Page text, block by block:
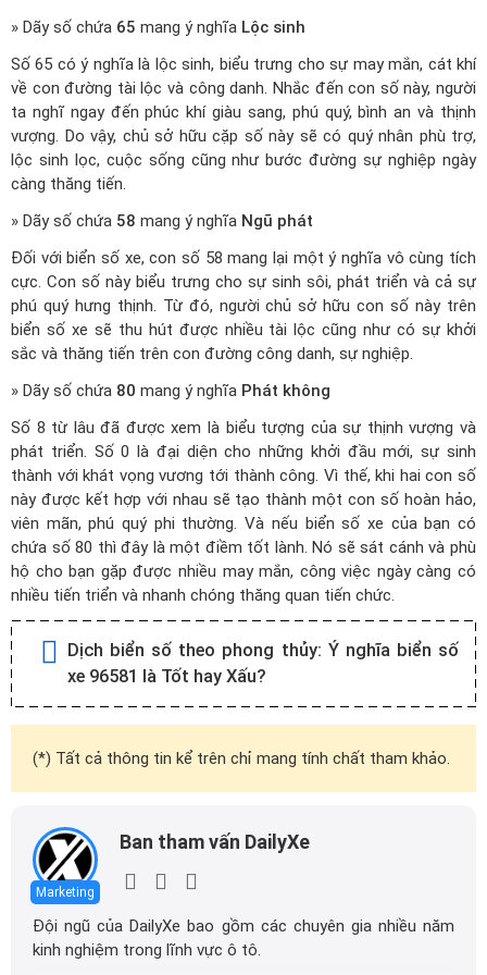
» Dãy số chứa 65 mang ý nghĩa Lộc sinh
Số 65 có ý nghĩa là lộc sinh, biểu trưng cho sự may mắn, cát khí
về con đường tài lộc và công danh. Nhắc đến con số này, người
ta nghĩ ngay đến phúc khí giàu sang, phú quý, bình an và thịnh
vượng. Do vậy, chủ sở hữu cặp số này sẽ có quý nhân phù trợ,
lộc sinh lọc, cuộc sống cũng như bước đường sự nghiệp ngày
càng thăng tiến.
» Dãy số chứa 58 mang ý nghĩa Ngũ phát
Đối với biển số xe, con số 58 mang lại một ý nghĩa vô cùng tích
cực. Con số này biểu trưng cho sự sinh sôi, phát triển và cả sự
phú quý hưng thịnh. Từ đó, người chủ sở hữu con số này trên
biển số xe sẽ thu hút được nhiều tài lộc cũng như có sự khởi
sắc và thăng tiến trên con đường công danh, sự nghiệp.
» Dãy số chứa 80 mang ý nghĩa Phát không
Số 8 từ lâu đã được xem là biểu tượng của sự thịnh vượng và
phát triển. Số 0 là đại diện cho những khởi đầu mới, sự sinh
thành với khát vọng vương tới thành công. Vì thế, khi hai con số
này được kết hợp với nhau sẽ tạo thành một con số hoàn hảo,
viên mãn, phú quý phi thường. Và nếu biển số xe của bạn có
chứa số 80 thì đây là một điềm tốt lành. Nó sẽ sát cánh và phù
hộ cho bạn gặp được nhiều may mắn, công việc ngày càng có
nhiều tiến triển và nhanh chóng thăng quan tiến chức.
Dịch biển số theo phong thủy: Ý nghĩa biển số
xe 96581 là Tốt hay Xấu?
(*) Tất cả thông tin kể trên chỉ mang tính chất tham khảo.
Marketing
Ban tham vấn DailyXe
Đội ngũ của DailyXe bao gồm các chuyên gia nhiều năm
kinh nghiệm trong lĩnh vực ô tô.